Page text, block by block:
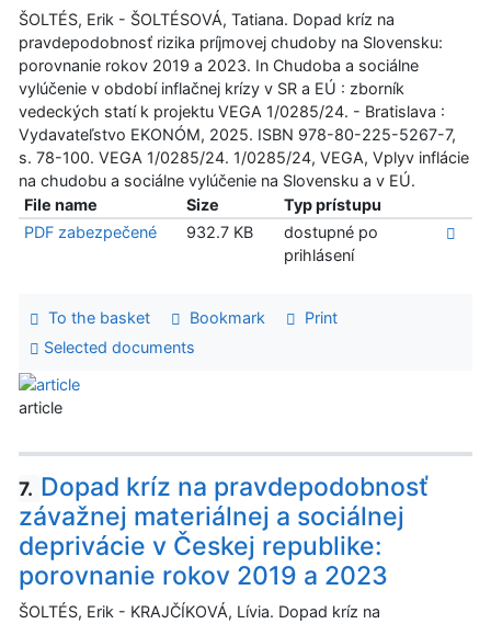
ŠOLTÉS, Erik - ŠOLTÉSOVÁ, Tatiana. Dopad kríz na
pravdepodobnosť rizika príjmovej chudoby na Slovensku:
porovnanie rokov 2019 a 2023. In Chudoba a sociálne
vylúčenie v období inflačnej krízy v SR a EÚ : zborník
vedeckých statí k projektu VEGA 1/0285/24. - Bratislava :
Vydavateľstvo EKONÓM, 2025. ISBN 978-80-225-5267-7,
s. 78-100. VEGA 1/0285/24. 1/0285/24, VEGA, Vplyv inflácie
na chudobu a sociálne vylúčenie na Slovensku a v EÚ.
File name
Size
Typ prístupu
PDF zabezpečené
932.7 KB
dostupné po
prihlásení
To the basket Bookmark
Print
Selected documents
article
7. Dopad kríz na pravdepodobnosť
závažnej materiálnej a sociálnej
deprivácie v Českej republike:
porovnanie rokov 2019 a 2023
ŠOLTÉS, Erik - KRAJČÍKOVÁ, Lívia. Dopad kríz na